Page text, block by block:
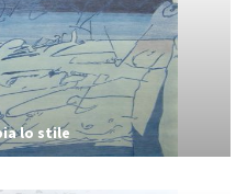
lo stile